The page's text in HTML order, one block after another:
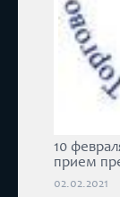
10
прием
02.02.2021